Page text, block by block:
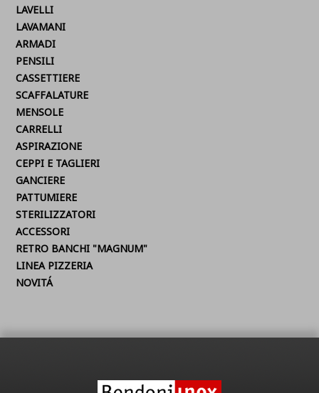
LAVELLI
LAVAMANI
ARMADI
PENSILI
CASSETTIERE
SCAFFALATURE
MENSOLE
CARRELLI
ASPIRAZIONE
CEPPI E TAGLIERI
GANCIERE
PATTUMIERE
STERILIZZATORI
ACCESSORI
RETRO BANCHI "MAGNUM"
LINEA PIZZERIA
NOVITÁ